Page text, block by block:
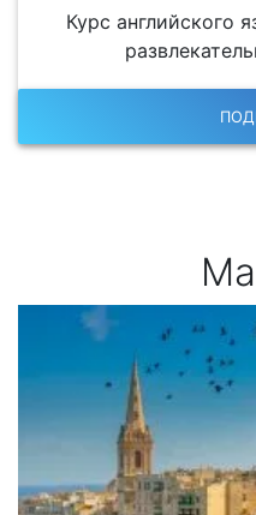
Курс английского